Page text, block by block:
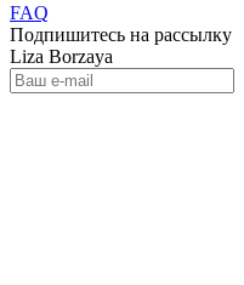
FAQ
Подпишитесь на рассылку
Liza Borzaya